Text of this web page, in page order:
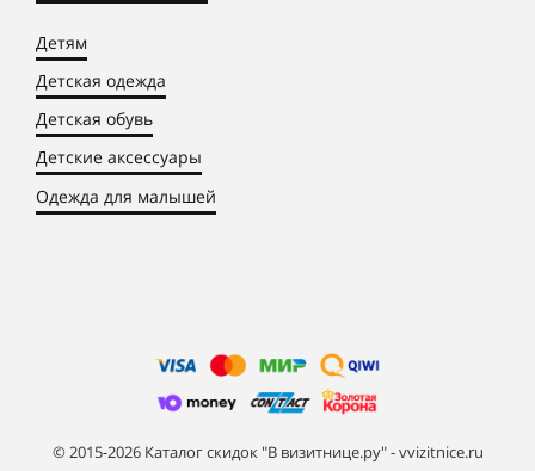
Детям
Детская одежда
Детская обувь
Детские аксессуары
Одежда для малышей
© 2015-2026 Каталог скидок "В визитнице.ру" - vvizitnice.ru